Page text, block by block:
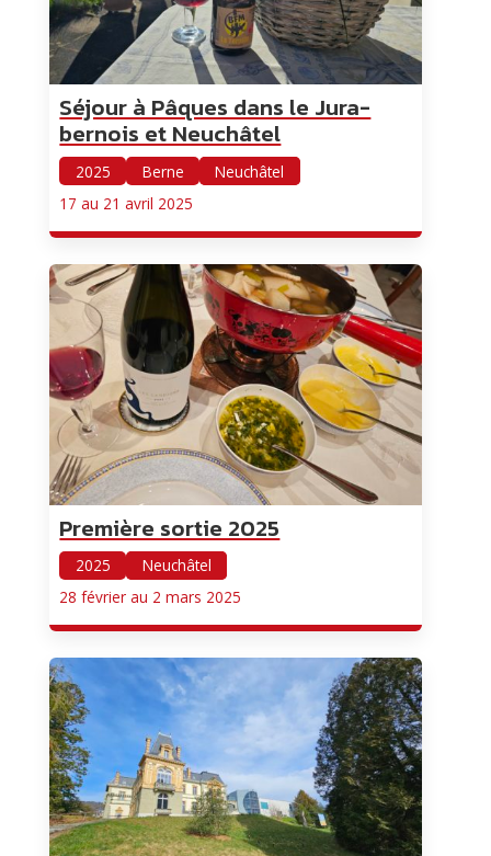
Séjour à Pâques dans le Jura-
bernois et Neuchâtel
2025 Berne
Neuchâtel
17 au 21 avril 2025
Première sortie 2025
2025
Neuchâtel
28 février au 2 mars 2025